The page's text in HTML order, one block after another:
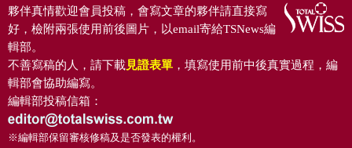
夥伴真情歡迎會員投稿，會寫文章的夥伴請直接寫
好，檢附兩張使用前後圖片，以email寄給TSNews編
輯部。
不善寫稿的人，請下載見證表單 ，填寫使用前中後真實過程，編
輯部會協助編寫。
編輯部投稿信箱：
※編輯部保留審核修稿及是否發表的權利。